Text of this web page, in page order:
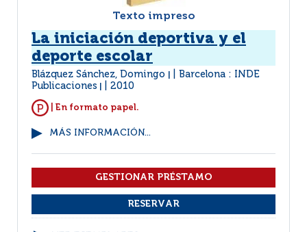
Texto impreso
La iniciación deportiva y el
deporte escolar
Blázquez Sánchez, Domingo
Barcelona : INDE
Publicaciones
2010
| En formato papel.
MÁS INFORMACIÓN...